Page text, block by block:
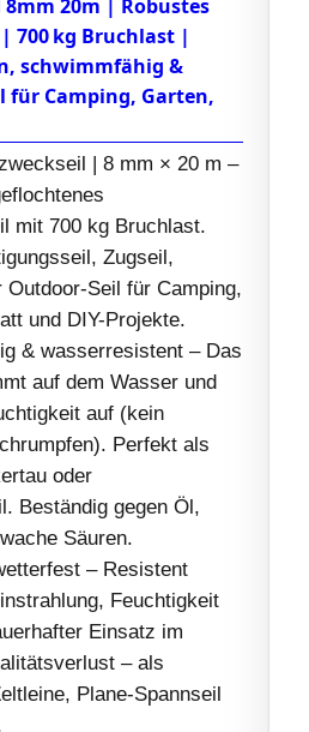
8mm 20m | Robustes
700 kg Bruchlast |
schwimmfähig &
Camping, Garten,
| 8 mm × 20 m –
mit 700 kg Bruchlast.
Zugseil,
Outdoor-Seil für Camping,
und DIY-Projekte.
& wasserresistent – Das
auf dem Wasser und
auf (kein
Perfekt als
oder
Beständig gegen Öl,
Säuren.
– Resistent
Feuchtigkeit
Einsatz im
– als
Plane-Spannseil